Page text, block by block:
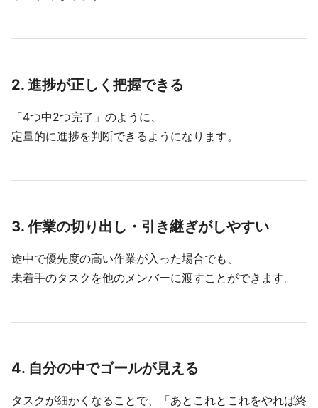
2. 進捗が正しく把握できる
「4つ中2つ完了」のように、
定量的に進捗を判断できるようになります。
3. 作業の切り出し・引き継ぎがしやすい
途中で優先度の高い作業が入った場合でも、
未着手のタスクを他のメンバーに渡すことができます。
4. 自分の中でゴールが見える
タスクが細かくなることで、「あとこれとこれをやれば終